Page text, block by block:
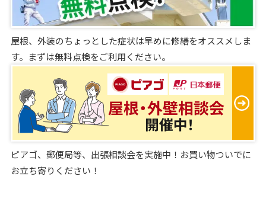
屋根、外装のちょっとした症状は早めに修繕をオススメしま
す。まずは無料点検をご利用ください。
ピアゴ、郵便局等、出張相談会を実施中！お買い物ついでに
お立ち寄りください！